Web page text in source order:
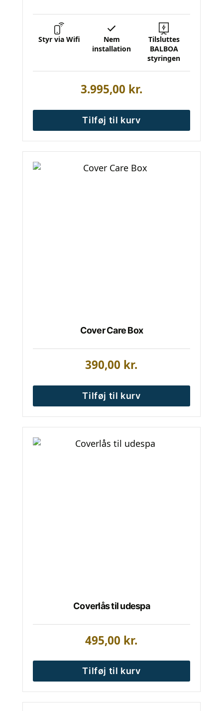
Styr via Wifi
Nem
installation
Tilsluttes
BALBOA
styringen
3.995,00 kr.
Tilføj til kurv
Cover Care Box
390,00 kr.
Tilføj til kurv
Coverlås til udespa
495,00 kr.
Tilføj til kurv